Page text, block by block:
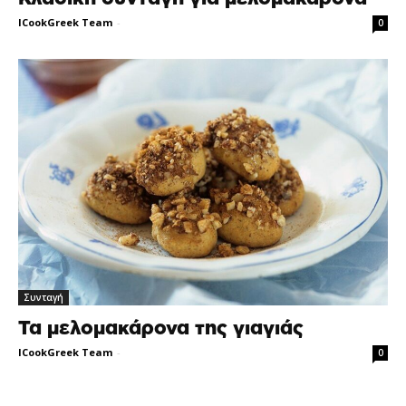
ICookGreek Team - 0
Συνταγή
Τα μελομακάρονα της γιαγιάς
ICookGreek Team - 0